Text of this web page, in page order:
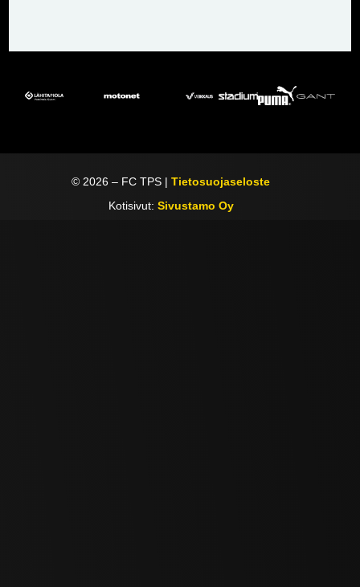
© 2026 – FC TPS |Tietosuojaseloste
Kotisivut: Sivustamo Oy